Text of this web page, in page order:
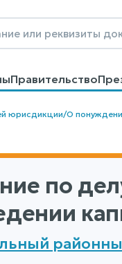
Правительство
договоров
юрисдикции/О
по